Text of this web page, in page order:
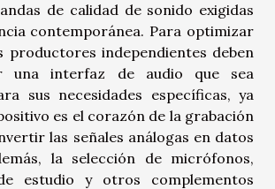
de calidad de sonido exigidas
contemporánea. Para optimizar
productores independientes deben
una interfaz de audio que sea
sus necesidades específicas, ya
es el corazón de la grabación
las señales análogas en datos
la selección de micrófonos,
estudio y otros complementos